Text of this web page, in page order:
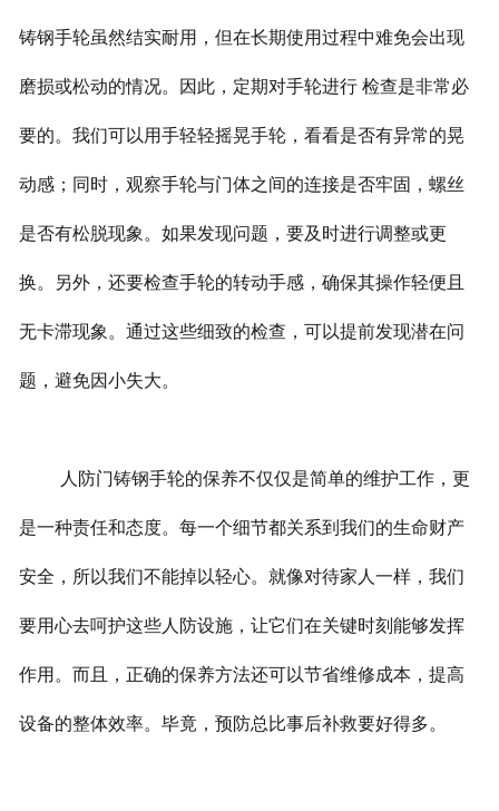
铸钢手轮虽然结实耐用，但在长期使用过程中难免会出现
磨损或松动的情况。因此，定期对手轮进行 检查是非常必
要的。我们可以用手轻轻摇晃手轮，看看是否有异常的晃
动感；同时，观察手轮与门体之间的连接是否牢固，螺丝
是否有松脱现象。如果发现问题，要及时进行调整或更
换。另外，还要检查手轮的转动手感，确保其操作轻便且
无卡滞现象。通过这些细致的检查，可以提前发现潜在问
题，避免因小失大。
人防门铸钢手轮的保养不仅仅是简单的维护工作，更
是一种责任和态度。每一个细节都关系到我们的生命财产
安全，所以我们不能掉以轻心。就像对待家人一样，我们
要用心去呵护这些人防设施，让它们在关键时刻能够发挥
作用。而且，正确的保养方法还可以节省维修成本，提高
设备的整体效率。毕竟，预防总比事后补救要好得多。